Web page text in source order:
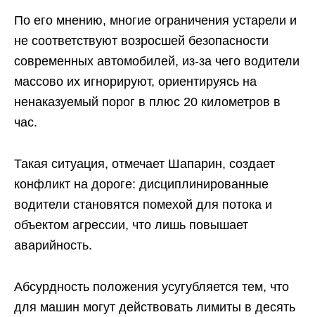
По его мнению, многие ограничения устарели и
не соответствуют возросшей безопасности
современных автомобилей, из-за чего водители
массово их игнорируют, ориентируясь на
ненаказуемый порог в плюс 20 километров в
час.
Такая ситуация, отмечает Шапарин, создает
конфликт на дороге: дисциплинированные
водители становятся помехой для потока и
объектом агрессии, что лишь повышает
аварийность.
Абсурдность положения усугубляется тем, что
для машин могут действовать лимиты в десять